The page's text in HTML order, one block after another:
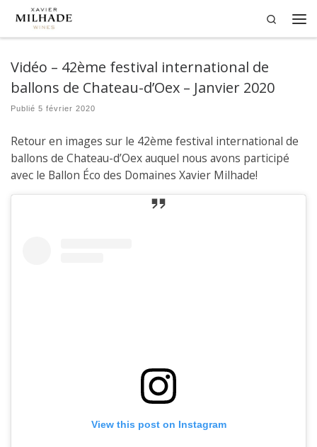
Passer au contenu
Search
Vidéo – 42ème festival international de
ballons de Chateau-d’Oex – Janvier 2020
Publié 5 février 2020
Retour en images sur le 42ème festival international de
ballons de Chateau-d’Oex auquel nous avons participé
avec le Ballon Éco des Domaines Xavier Milhade!
View this post on Instagram